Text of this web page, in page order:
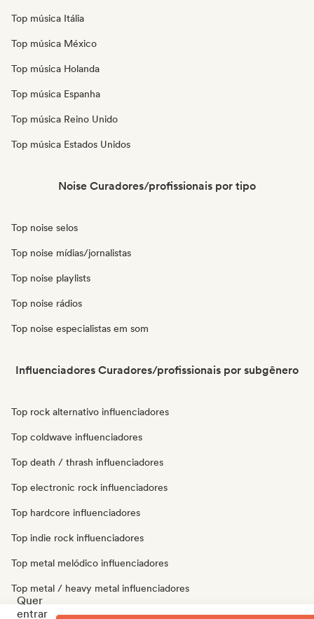
Top música Itália
Top música México
Top música Holanda
Top música Espanha
Top música Reino Unido
Top música Estados Unidos
Noise Curadores/profissionais por tipo
Top noise selos
Top noise mídias/jornalistas
Top noise playlists
Top noise rádios
Top noise especialistas em som
Influenciadores Curadores/profissionais por subgênero
Top rock alternativo influenciadores
Top coldwave influenciadores
Top death / thrash influenciadores
Top electronic rock influenciadores
Top hardcore influenciadores
Top indie rock influenciadores
Top metal melódico influenciadores
Top metal / heavy metal influenciadores
Top post punk influenciadores
Quer
entrar